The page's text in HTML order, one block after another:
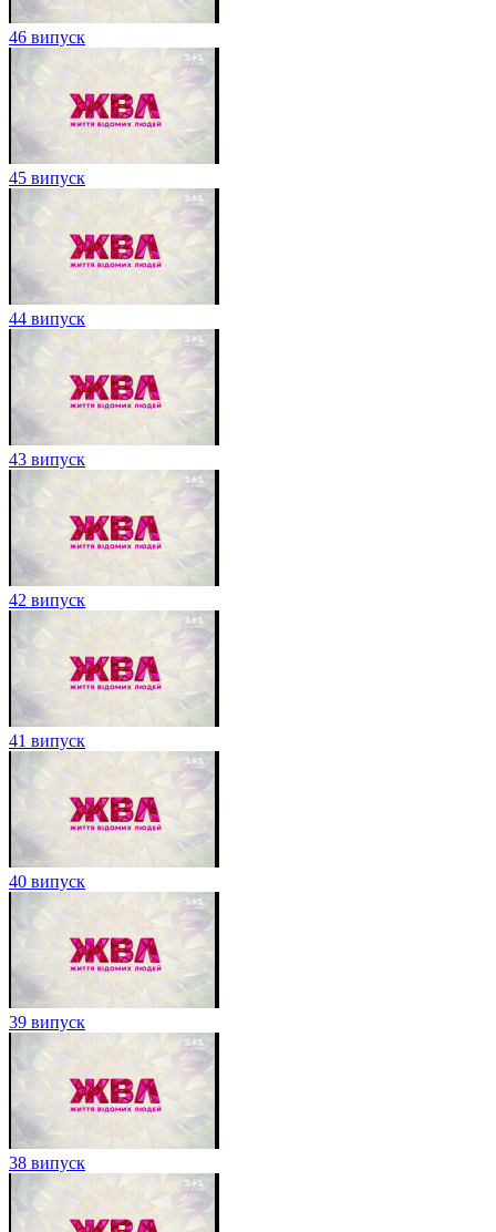
46 випуск
45 випуск
44 випуск
43 випуск
42 випуск
41 випуск
40 випуск
39 випуск
38 випуск